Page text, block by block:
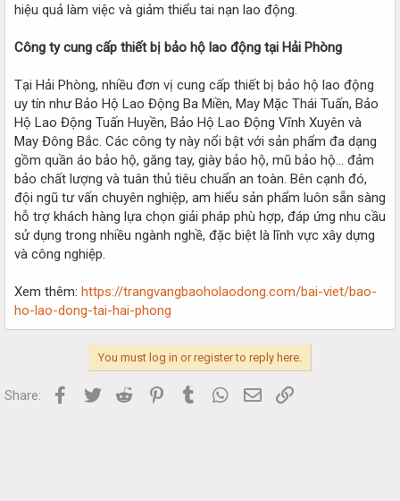
hiệu quả làm việc và giảm thiểu tai nạn lao động.
Công ty cung cấp thiết bị bảo hộ lao động tại Hải Phòng
Tại Hải Phòng, nhiều đơn vị cung cấp thiết bị bảo hộ lao động
uy tín như Bảo Hộ Lao Động Ba Miền, May Mặc Thái Tuấn, Bảo
Hộ Lao Động Tuấn Huyền, Bảo Hộ Lao Động Vĩnh Xuyên và
May Đông Bắc. Các công ty này nổi bật với sản phẩm đa dạng
gồm quần áo bảo hộ, găng tay, giày bảo hộ, mũ bảo hộ… đảm
bảo chất lượng và tuân thủ tiêu chuẩn an toàn. Bên cạnh đó,
đội ngũ tư vấn chuyên nghiệp, am hiểu sản phẩm luôn sẵn sàng
hỗ trợ khách hàng lựa chọn giải pháp phù hợp, đáp ứng nhu cầu
sử dụng trong nhiều ngành nghề, đặc biệt là lĩnh vực xây dựng
và công nghiệp.
Xem thêm: https://trangvangbaoholaodong.com/bai-viet/bao-
ho-lao-dong-tai-hai-phong
You must log in or register to reply here.
Share: Facebook
Twitter Reddit PinterestTumblr WhatsApp
Email